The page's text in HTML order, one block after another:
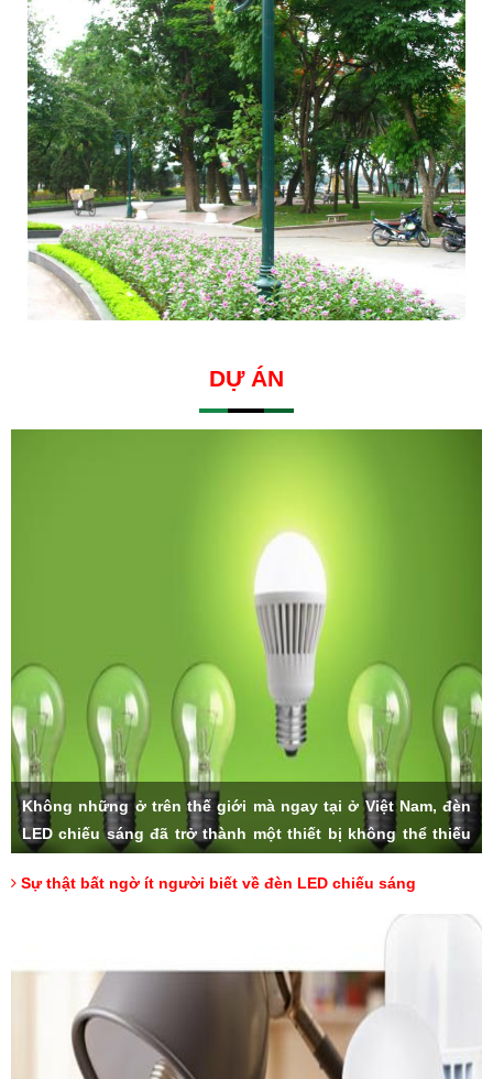
DỰ ÁN
Không những ở trên thế giới mà ngay tại ở Việt Nam, đèn
LED chiếu sáng đã trở thành một thiết bị không thể thiếu
độ ưa chuộng của người tiêu dùng, sản phẩm đèn LED
nhanh chóng trở thành lựa chọn hàng đầu khi chúng ta có
đã thực sự hiểu về đèn LED cùng những thông số đặc biệt
Sự thật bất ngờ ít người biết về đèn LED chiếu sáng